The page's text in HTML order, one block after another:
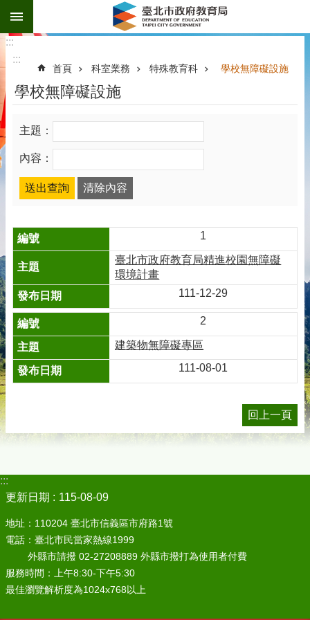
跳到主要內容區塊
:::
:::
首頁 科室業務 特殊教育科 學校無障礙設施
學校無障礙設施
主題：
內容：
1
臺北市政府教育局精進校園無障礙
環境計畫
111-12-29
2
建築物無障礙專區
111-08-01
回上一頁
:::
更新日期
115-08-09
地址：110204 臺北市信義區市府路1號
電話：臺北市民當家熱線1999
外縣市請撥 02-27208889 外縣市撥打為使用者付費
服務時間：上午8:30-下午5:30
最佳瀏覽解析度為1024x768以上